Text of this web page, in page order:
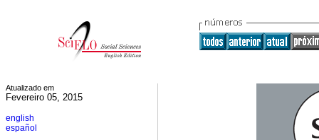
Atualizado em
Fevereiro 05, 2015
english
español